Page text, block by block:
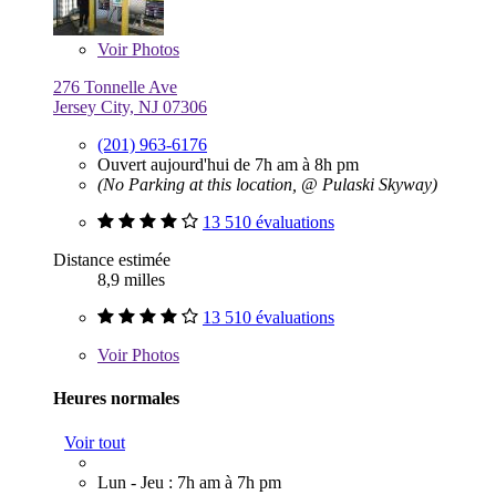
VoirPhotos
276 Tonnelle Ave
Jersey City, NJ 07306
(201) 963-6176
Ouvert aujourd'hui de 7h am à 8h pm
(No Parking at this location, @ Pulaski Skyway)
13 510 évaluations
Distance estimée
8,9 milles
13 510 évaluations
VoirPhotos
Heures normales
Voir tout
Lun - Jeu : 7h am à 7h pm